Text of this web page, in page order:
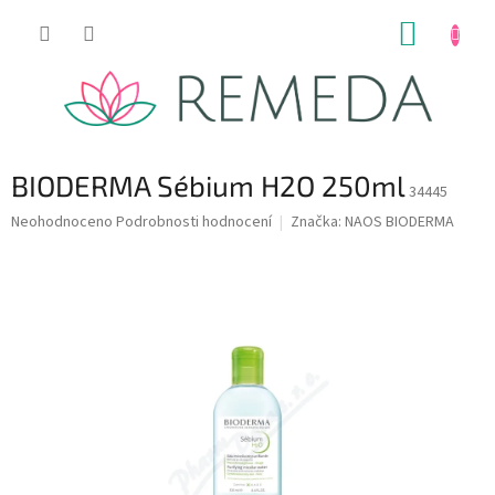
BIODERMA Sébium H2O 250ml34445
Průměrné
Neohodnoceno Podrobnosti hodnocení Značka: NAOS BIODERMA